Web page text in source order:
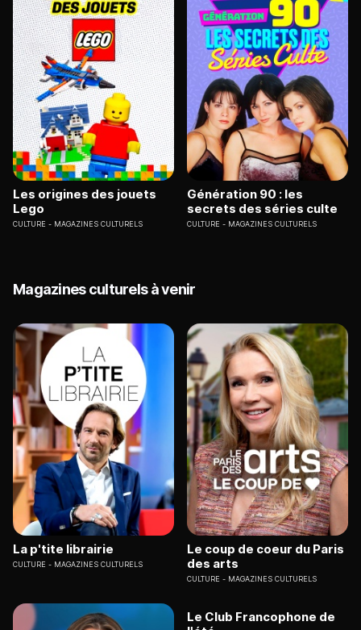
Les origines des jouets
Lego
CULTURE MAGAZINES CULTURELS
Génération 90 : les
secrets des séries culte
CULTURE MAGAZINES CULTURELS
Magazines culturels à venir
La p'tite librairie
CULTURE MAGAZINES CULTURELS
Le coup de coeur du Paris
des arts
CULTURE MAGAZINES CULTURELS
Le Club Francophone de